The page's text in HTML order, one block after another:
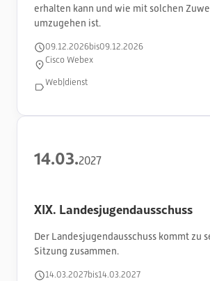
erhalten kann und wie mit solchen
umzugehen ist.
09.12.2026bis09.12.2026
Cisco Webex
Web|dienst
14.03.2027
XIX. Landesjugendausschuss
Der Landesjugendausschuss kommt zu
Sitzung zusammen.
14.03.2027bis14.03.2027